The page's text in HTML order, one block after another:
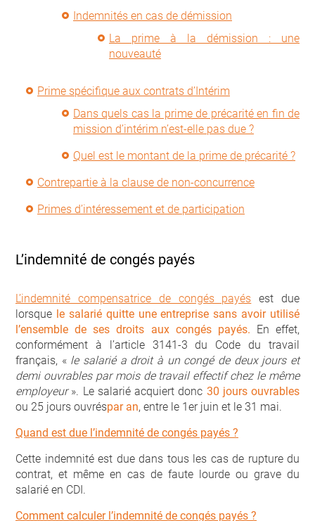
Indemnités en cas de démission
La prime à la démission : une
nouveauté
Prime spécifique aux contrats d’Intérim
Dans quels cas la prime de précarité en fin de
mission d’intérim n’est-elle pas due ?
Quel est le montant de la prime de précarité ?
Contrepartie à la clause de non-concurrence
Primes d’intéressement et de participation
L’indemnité de congés payés
L’indemnité compensatrice de congés payés est due
lorsque le salarié quitte une entreprise sans avoir utilisé
l’ensemble de ses droits aux congés payés. En effet,
conformément à l’article 3141-3 du Code du travail
français, « le salarié a droit à un congé de deux jours et
demi ouvrables par mois de travail effectif chez le même
employeur». Le salarié acquiert donc 30 jours ouvrables
ou 25 jours ouvréspar an, entre le 1erjuin et le 31 mai.
Quand est due l’indemnité de congés payés ?
Cette indemnité est due dans tous les cas de rupture du
contrat, et même en cas de faute lourde ou grave du
salarié en CDI.
Comment calculer l’indemnité de congés payés ?